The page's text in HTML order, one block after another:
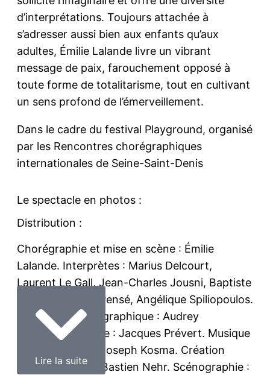
d’interprétations. Toujours attachée à
s’adresser aussi bien aux enfants qu’aux
adultes, Émilie Lalande livre un vibrant
message de paix, farouchement opposé à
toute forme de totalitarisme, tout en cultivant
un sens profond de l’émerveillement.
Dans le cadre du festival Playground, organisé
par les Rencontres chorégraphiques
internationales de Seine-Saint-Denis
Le spectacle en photos :
Distribution :
Chorégraphie et mise en scène : Émilie
Lalande. Interprètes : Marius Delcourt,
Laurent Le Gall, Jean-Charles Jousni, Baptiste
Martinez, Anaïs Pensé, Angélique Spiliopoulos.
Assistante chorégraphique : Audrey
Lièvremont. Texte : Jacques Prévert. Musique
: Wojciech Kilar, Joseph Kosma. Création
Lumières : Jean-Bastien Nehr. Scénographie :
Lire la suite